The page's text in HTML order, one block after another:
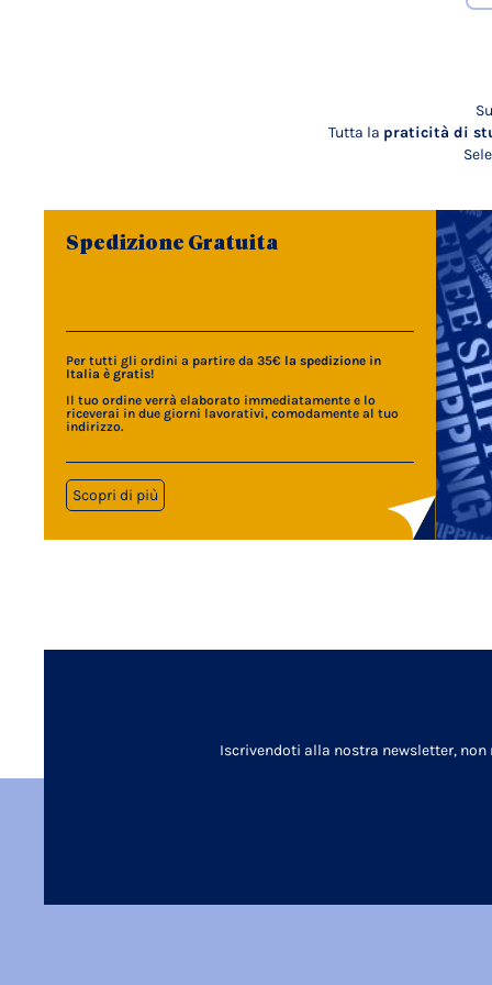
Tutta la praticità di
Spedizione Gratuita
Per tutti gli ordini a partire da 35€ la spedizione in
Italia è gratis!
Il tuo ordine verrà elaborato immediatamente e lo
riceverai in due giorni lavorativi, comodamente al tuo
indirizzo.
Scopri di più
Iscrivendoti alla nostra newsletter,